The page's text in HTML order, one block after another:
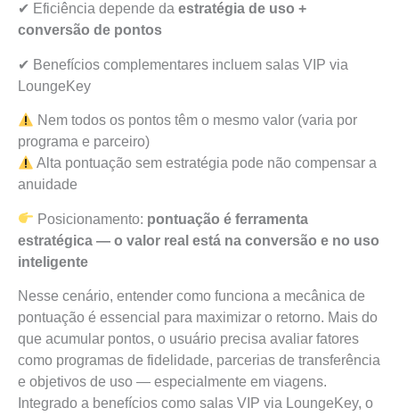
✔ Eficiência depende da estratégia de uso +
conversão de pontos
✔ Benefícios complementares incluem salas VIP via
LoungeKey
Nem todos os pontos têm o mesmo valor (varia por
programa e parceiro)
Alta pontuação sem estratégia pode não compensar a
anuidade
Posicionamento: pontuação é ferramenta
estratégica — o valor real está na conversão e no uso
inteligente
Nesse cenário, entender como funciona a mecânica de
pontuação é essencial para maximizar o retorno. Mais do
que acumular pontos, o usuário precisa avaliar fatores
como programas de fidelidade, parcerias de transferência
e objetivos de uso — especialmente em viagens.
Integrado a benefícios como salas VIP via LoungeKey, o